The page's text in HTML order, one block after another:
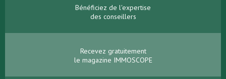
Bénéficiez de l'expertise
des conseillers
Recevez gratuitement
le magazine IMMOSCOPE